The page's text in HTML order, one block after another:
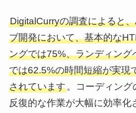
DigitalCurryの調査によると
ブ開発において、基本的な
ングでは75%、ランディング
では62.5%の時間短縮が実現
されています。コーディング
反復的な作業が大幅に効率化